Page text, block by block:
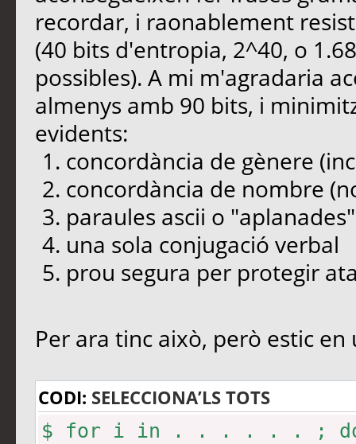
recordar, i raonablement
(40 bits d'entropia, 2^40, o
possibles). A mi m'agradaria
almenys amb 90 bits, i
evidents:
concordància de gènere
concordància de nombre
paraules ascii o
una sola conjugació verbal
prou segura per protegir
Per ara tinc això, però estic
CODI: SELECCIONA’LS TOTS
$ for i in . . . . . . ; do